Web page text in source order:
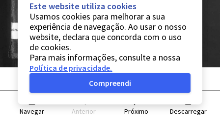
Navegar Anterior Próximo Descarregar
Este website utiliza cookies
Usamos cookies para melhorar a sua
experiência de navegação. Ao usar o nosso
website, declara que concorda com o uso
de cookies.
Para mais informações, consulte a nossa
Política de privacidade.
Compreendi